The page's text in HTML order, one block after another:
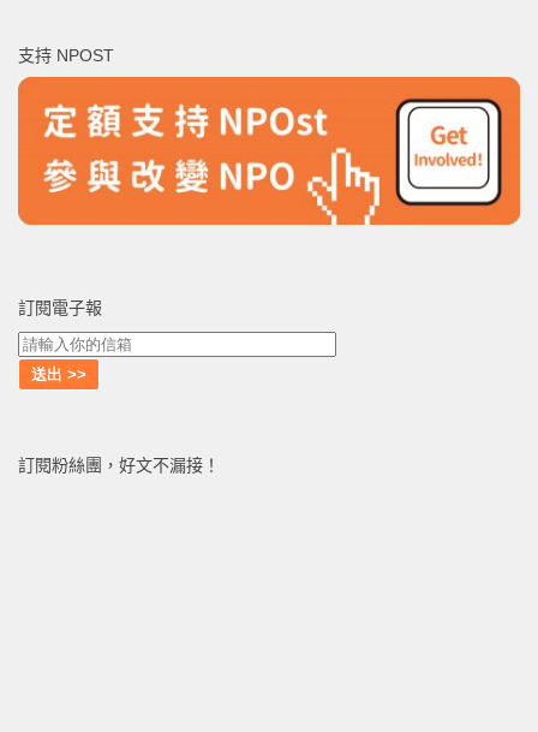
字:
支持 NPOST
訂閱電子報
訂閱粉絲團，好文不漏接！